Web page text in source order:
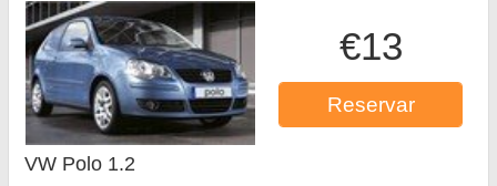
€13
Reservar
VW Polo 1.2